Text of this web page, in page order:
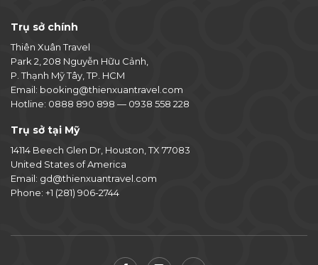
Trụ sở chính
Thiên Xuân Travel
Park 2, 208 Nguyễn Hữu Cảnh,
P. Thạnh Mỹ Tây, TP. HCM
Email: booking@thienxuantravel.com
Hotline: 0888 890 898 — 0938 558 228
Trụ sở tại Mỹ
14114 Beech Glen Dr, Houston, TX 77083
United States of America
Email: gd@thienxuantravel.com
Phone: +1 (281) 906-2744